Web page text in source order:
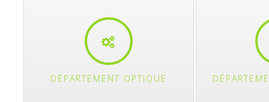
DÉPARTEMENT OPTIQUE